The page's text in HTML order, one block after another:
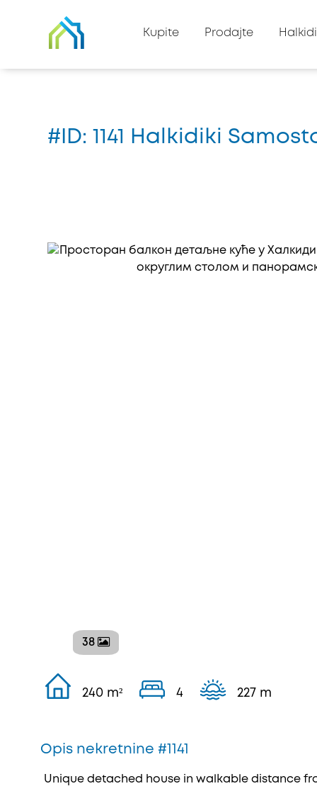
Kupite Prodajte
#ID: 1141 Halkidiki
38
240 m² 4 227 m
Opis nekretnine #1141
Unique detached house in walkable distance